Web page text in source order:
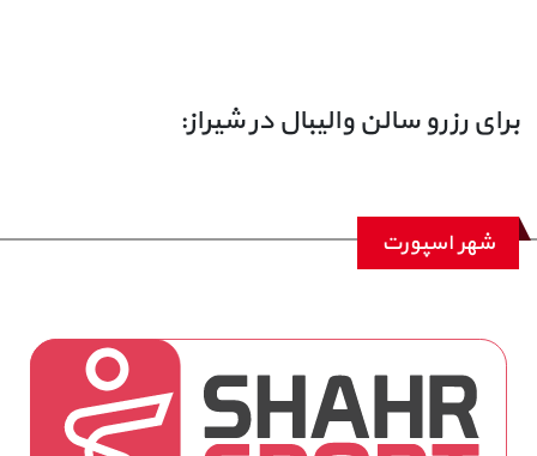
برای رزرو سالن والیبال در شیراز:
1. تماس تلفنی: با ورزشگاه‌ها و مراکز ورزشی تماس بگیرید و اطلاعات رزرو را دریافت
2. وب‌ سایت ها: به وب سایت‌های ورزشی مرتبط با شهر شیراز مراجعه کرده و اطلاعات
رزرو سالن‌های والیبال را جستجو کنید.
شهر اسپورت